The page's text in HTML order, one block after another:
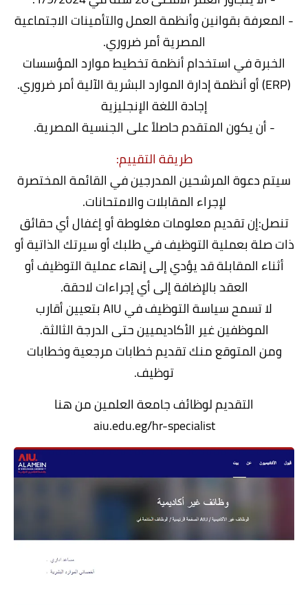
- المعرفة بقوانين وأنظمة العمل والتأمينات الاجتماعية
المصرية أمر ضروري.
الخبرة في استخدام أنظمة تخطيط موارد المؤسسات
(ERP) أو أنظمة إدارة الموارد البشرية الآلية أمر ضروري.
إجادة اللغة الإنجليزية
- أن يكون المتقدم حاصلاً على الجنسية المصرية.
طريقة التقييم:
سيتم دعوة المرشحين المدرجين في القائمة المختصرة
لإجراء المقابلات والامتحانات.
تنصل:إن تقديم معلومات مغلوطة أو إغفال أي حقائق
ذات صلة بعملية التوظيف في طلبك أو سيرتك الذاتية أو
أثناء المقابلة قد يؤدي إلى إنهاء عملية التوظيف أو
العقد بالإضافة إلى أي إجراءات لاحقة.
لا تسمح سياسة التوظيف في AIU بتعيين أقارب
الموظفين غير الأكاديميين حتى الدرجة الثالثة.
ومن المتوقع منك تقديم خطابات مرجعية وخطابات
توظيف.
التقديم لوظائف جامعة العلمين من هنا
aiu.edu.eg/hr-specialist